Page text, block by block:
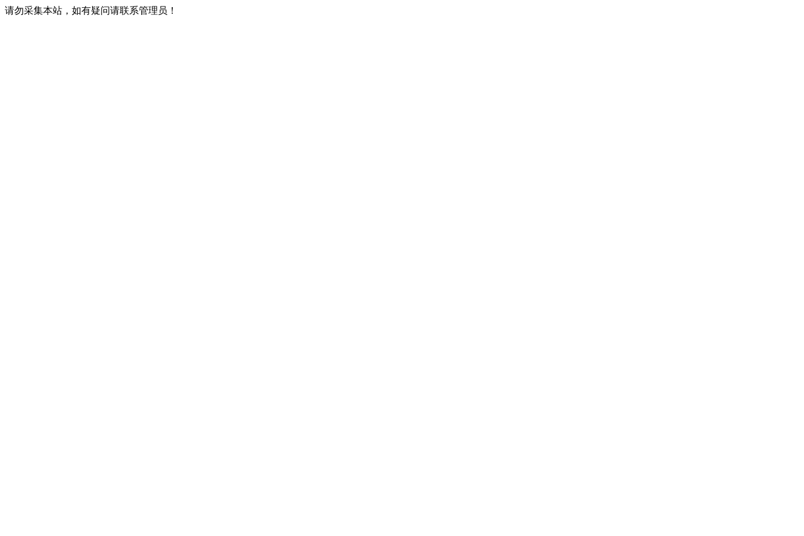
请勿采集本站，如有疑问请联系管理员！